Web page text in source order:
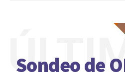
Sondeo de